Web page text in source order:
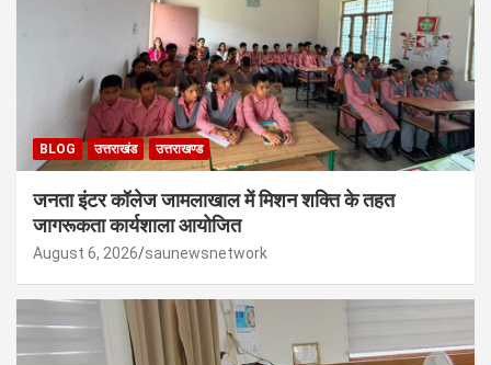
BLOG उत्तराखंड उत्तराखण्ड
जनता इंटर कॉलेज जामलाखाल में मिशन शक्ति के तहत
जागरूकता कार्यशाला आयोजित
August 6, 2026 saunewsnetwork